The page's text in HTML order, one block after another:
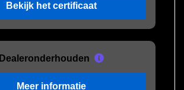
Bekijk het certificaat
Dealeronderhouden
Meer informatie